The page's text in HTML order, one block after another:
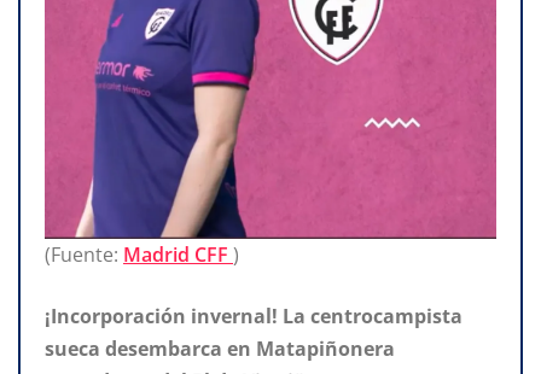
(Fuente: Madrid CFF )
¡Incorporación invernal! La centrocampista
sueca desembarca en Matapiñonera